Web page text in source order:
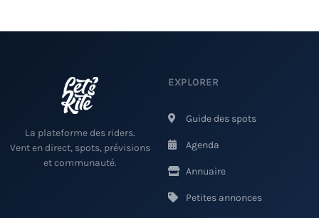
La plateforme des riders.
Vent en direct, spots, prévisions
et communauté.
EXPLORER
Guide des spots
Agenda
Annuaire
Petites annonces